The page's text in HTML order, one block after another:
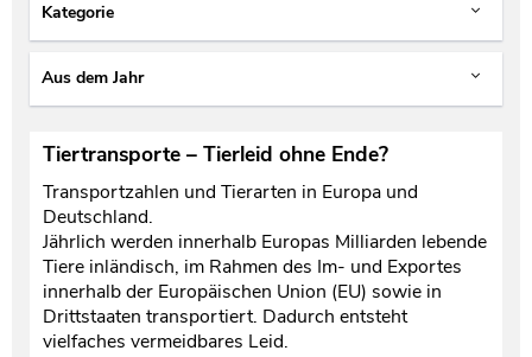
Kategorie
Aus dem Jahr
Tiertransporte – Tierleid ohne Ende?
Transportzahlen und Tierarten in Europa und
Deutschland.
Jährlich werden innerhalb Europas Milliarden lebende
Tiere inländisch, im Rahmen des Im- und Exportes
innerhalb der Europäischen Union (EU) sowie in
Drittstaaten transportiert. Dadurch entsteht
vielfaches vermeidbares Leid.